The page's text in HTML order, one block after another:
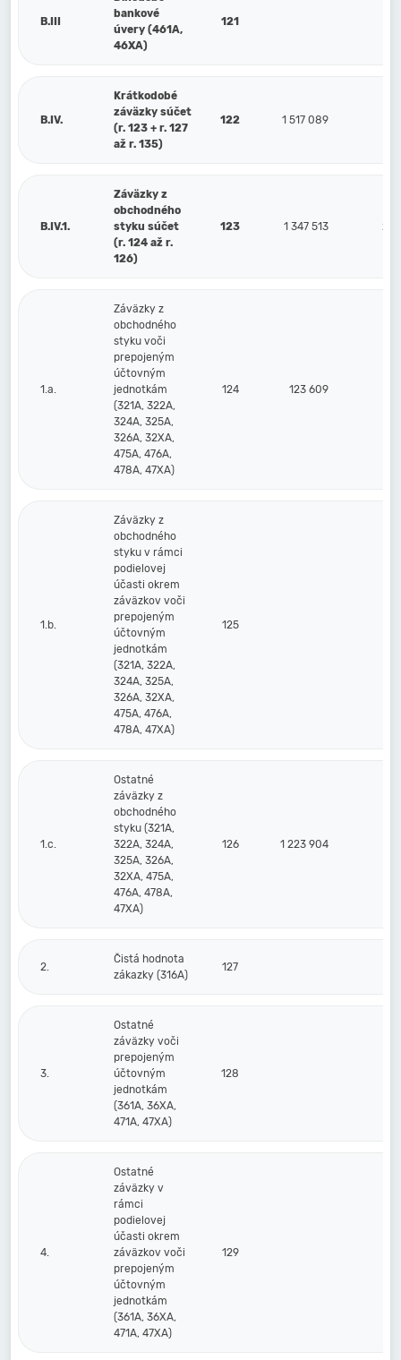
B.III
bankové
úvery (461A,
46XA)
121
B.IV.
Krátkodobé
záväzky súčet
(r. 123 + r. 127
až r. 135)
122 1 517 089
B.IV.1.
Záväzky z
obchodného
styku súčet
(r. 124 až r.
126)
123 1 347 513 2
1.a.
Záväzky z
obchodného
styku voči
prepojeným
účtovným
jednotkám
(321A, 322A,
324A, 325A,
326A, 32XA,
475A, 476A,
478A, 47XA)
124 123 609
1.b.
Záväzky z
obchodného
styku v rámci
podielovej
účasti okrem
záväzkov voči
prepojeným
účtovným
jednotkám
(321A, 322A,
324A, 325A,
326A, 32XA,
475A, 476A,
478A, 47XA)
125
1.c.
Ostatné
záväzky z
obchodného
styku (321A,
322A, 324A,
325A, 326A,
32XA, 475A,
476A, 478A,
47XA)
126 1 223 904
2.
Čistá hodnota
zákazky (316A)
127
3.
Ostatné
záväzky voči
prepojeným
účtovným
jednotkám
(361A, 36XA,
471A, 47XA)
128
4.
Ostatné
záväzky v
rámci
podielovej
účasti okrem
záväzkov voči
prepojeným
účtovným
jednotkám
(361A, 36XA,
471A, 47XA)
129